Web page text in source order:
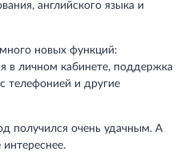
английского языка и
новых функций:
в личном кабинете, поддержка
телефонией и другие
получился очень удачным. А